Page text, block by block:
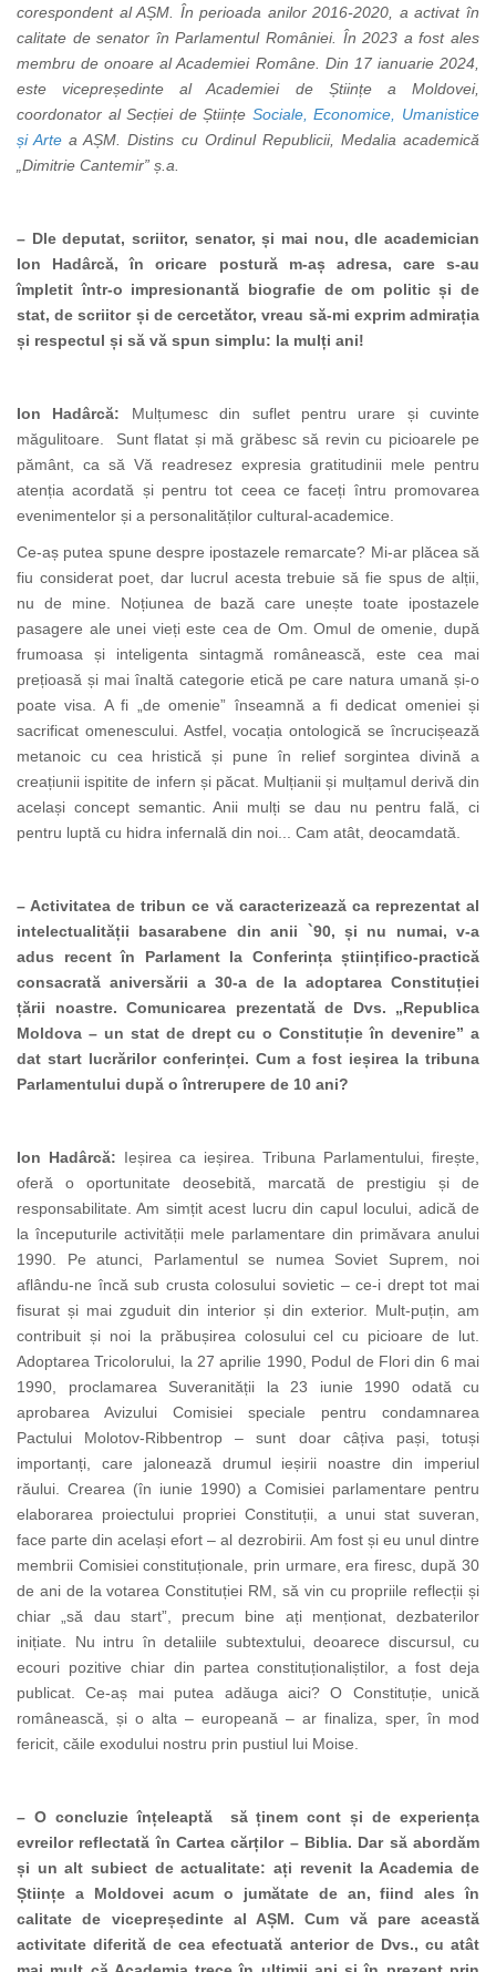
corespondent al AȘM. În perioada anilor 2016-2020, a activat în
calitate de senator în Parlamentul României. În 2023 a fost ales
membru de onoare al Academiei Române. Din 17 ianuarie 2024,
estevicepreședinte alAcademiei de Științe a Moldovei,
coordonator al Secției de Științe Sociale, Economice, Umanistice
și Arte a AȘM. Distins cu Ordinul Republicii, Medalia academică
Dimitrie Cantemir” ș.a.
– Dle deputat, scriitor, senator, și mai nou, dle academician
Ion Hadârcă, în oricare postură m-aș adresa, care s-au
împletit într-o impresionantă biografie de om politic și de
stat, de scriitor și de cercetător, vreau să-mi exprim admirația
și respectul și să vă spun simplu: la mulți ani!
Ion Hadârcă: Mulțumesc din suflet pentru urare și cuvinte
măgulitoare. Sunt flatat și mă grăbesc să revin cu picioarele pe
pământ, ca să Vă readresez expresia gratitudinii mele pentru
atenția acordată și pentru tot ceea ce faceți întru promovarea
evenimentelor și a personalităților cultural-academice.
Ce-aș putea spune despre ipostazele remarcate? Mi-ar plăcea să
fiu considerat poet, dar lucrul acesta trebuie să fie spus de alții,
nu de mine. Noțiunea de bază care unește toate ipostazele
pasagere ale unei vieți este cea de Om. Omul de omenie, după
frumoasa și inteligenta sintagmă românească, este cea mai
prețioasă și mai înaltă categorie etică pe care natura umană și-o
poate visa. A fi „de omenie” înseamnă a fi dedicat omeniei și
sacrificat omenescului. Astfel, vocația ontologică se încrucișează
metanoic cu cea hristică și pune în relief sorgintea divină a
creațiunii ispitite de infern și păcat. Mulțianii și mulțamul derivă din
același concept semantic. Anii mulți se dau nu pentru fală, ci
pentru luptă cu hidra infernală din noi... Cam atât, deocamdată.
– Activitatea de tribun ce vă caracterizează ca reprezentat al
intelectualității basarabene din anii `90, și nu numai, v-a
adus recent în Parlament la Conferința științifico-practică
consacrată aniversării a 30-a de la adoptarea Constituției
țării noastre. Comunicarea prezentată de Dvs. „Republica
Moldova – un stat de drept cu o Constituție în devenire” a
dat start lucrărilor conferinței. Cum a fost ieșirea la tribuna
Parlamentului după o întrerupere de 10 ani?
Ion Hadârcă: Ieșirea ca ieșirea. Tribuna Parlamentului, firește,
oferă o oportunitate deosebită, marcată de prestigiu și de
responsabilitate. Am simțit acest lucru din capul locului, adică de
la începuturile activității mele parlamentare din primăvara anului
1990. Pe atunci, Parlamentul se numea Soviet Suprem, noi
aflându-ne încă sub crusta colosului sovietic – ce-i drept tot mai
fisurat și mai zguduit din interior și din exterior. Mult-puțin, am
contribuit și noi la prăbușirea colosului cel cu picioare de lut.
Adoptarea Tricolorului, la 27 aprilie 1990, Podul de Flori din 6 mai
1990, proclamarea Suveranității la 23 iunie 1990 odată cu
aprobarea Avizului Comisiei speciale pentru condamnarea
Pactului Molotov-Ribbentrop – sunt doar câțiva pași, totuși
importanți, care jalonează drumul ieșirii noastre din imperiul
răului. Crearea (în iunie 1990) a Comisiei parlamentare pentru
elaborarea proiectului propriei Constituții, a unui stat suveran,
face parte din același efort – al dezrobirii. Am fost și eu unul dintre
membrii Comisiei constituționale, prin urmare, era firesc, după 30
de ani de la votarea Constituției RM, să vin cu propriile reflecții și
chiar „să dau start”, precum bine ați menționat, dezbaterilor
inițiate. Nu intru în detaliile subtextului, deoarece discursul, cu
ecouri pozitive chiar din partea constituționaliștilor, a fost deja
publicat. Ce-aș mai putea adăuga aici? O Constituție, unică
românească, și o alta – europeană – ar finaliza, sper, în mod
fericit, căile exodului nostru prin pustiul lui Moise.
– O concluzie înțeleaptă să ținem cont și de experiența
evreilor reflectată în Cartea cărților – Biblia. Dar să abordăm
și un alt subiect de actualitate: ați revenit la Academia de
Științe a Moldovei acum o jumătate de an, fiind ales în
calitate de vicepreședinte al AȘM. Cum vă pare această
activitate diferită de cea efectuată anterior de Dvs., cu atât